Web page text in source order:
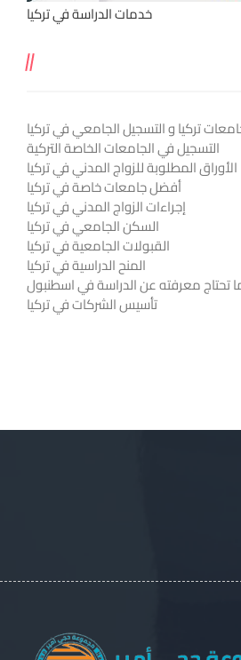
خدمات الدراسة في تركيا
تركيا و التسجيل الجامعي في تركيا
التسجيل في الجامعات الخاصة التركية
الأوراق المطلوبة للزواج المدني في تركيا
أفضل جامعات خاصة في تركيا
إجراءات الزواج المدني في تركيا
السكن الجامعي في تركيا
القبولات الجامعية في تركيا
المنح الدراسية في تركيا
تحتاج معرفته عن الدراسة في اسطنبول
تأسيس الشركات في تركيا